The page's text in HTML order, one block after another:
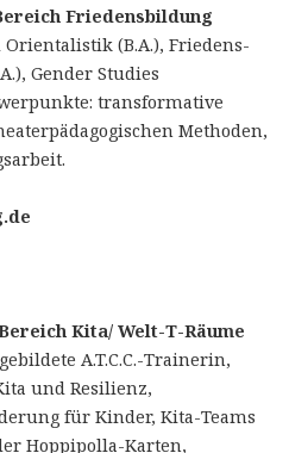
Friedensbildung
(B.A.), Friedens-
Gender Studies
transformative
Methoden,
Kita/ Welt-T-Räume
A.T.C.C.-Trainerin,
und Resilienz,
für Kinder, Kita-Teams
Hoppipolla-Karten,